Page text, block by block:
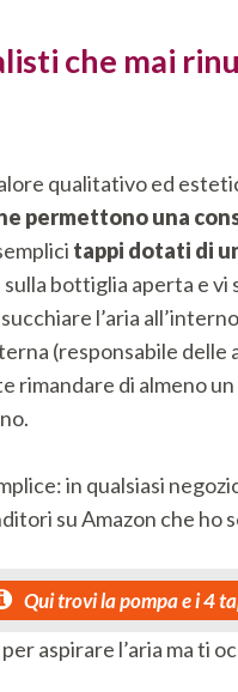
che mai
qualitativo ed
permettono una
tappi dotati di
bottiglia aperta e
l’aria
(responsabile
di almeno
in qualsiasi
su Amazon che ho
Qui trovi la pompa e i 4
aspirare l’aria ma ti